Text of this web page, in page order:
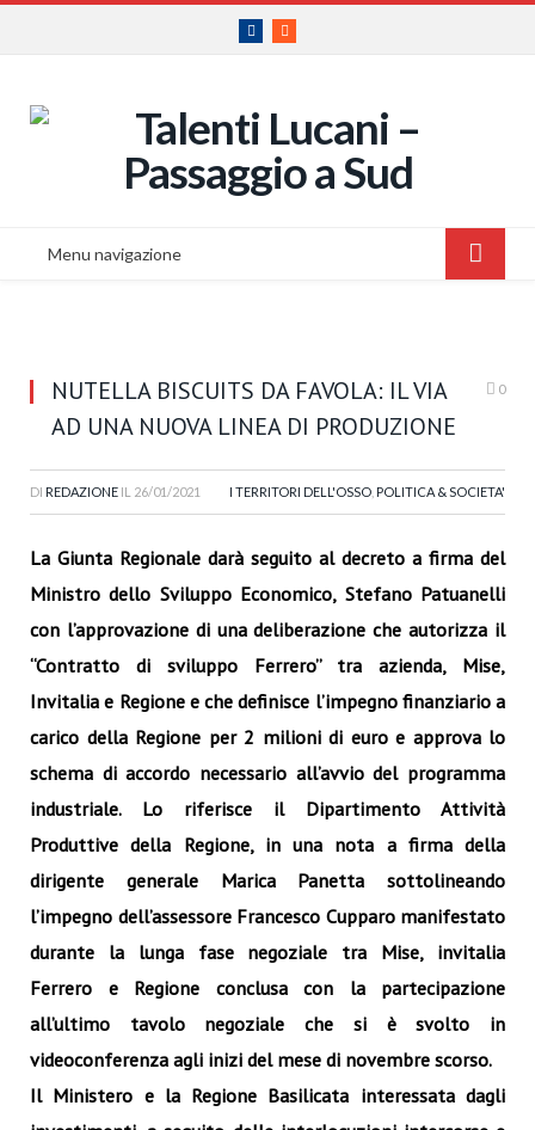
Facebook
RSS
Menu navigazione
NUTELLA BISCUITS DA FAVOLA: IL VIA
AD UNA NUOVA LINEA DI PRODUZIONE
0
DI REDAZIONE IL 26/01/2021 I TERRITORI DELL'OSSO POLITICA & SOCIETA'
La Giunta Regionale darà seguito al decreto a firma del
Ministro dello Sviluppo Economico, Stefano Patuanelli
con l’approvazione di una deliberazione che autorizza il
“Contratto di sviluppo Ferrero” tra azienda, Mise,
Invitalia e Regione e che definisce l’impegno finanziario a
carico della Regione per 2 milioni di euro e approva lo
schema di accordo necessario all’avvio del programma
industriale. Lo riferisce il Dipartimento Attività
Produttive della Regione, in una nota a firma della
dirigente generale Marica Panetta sottolineando
l’impegno dell’assessore Francesco Cupparo manifestato
durante la lunga fase negoziale tra Mise, invitalia
Ferrero e Regione conclusa con la partecipazione
all’ultimo tavolo negoziale che si è svolto in
videoconferenza agli inizi del mese di novembre scorso.
Il Ministero e la Regione Basilicata interessata dagli